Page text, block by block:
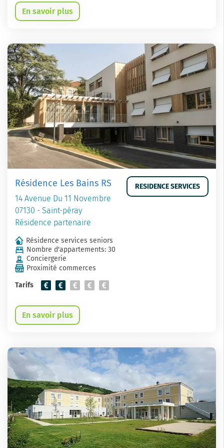
En savoir plus
Résidence Les Bains RS
14 Avenue Du 11 Novembre
07130 - Saint-péray
Résidence partenaire
RESIDENCE SERVICES
Résidence services seniors
Nombre d'appartements: 30
Conciergerie
Proximité commerces
Tarifs
En savoir plus